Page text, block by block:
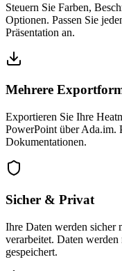
Steuern Sie Farben,
Optionen. Passen Sie
Präsentation an.
Mehrere
Exportieren Sie Ihre
PowerPoint über Ada.im.
Dokumentationen.
Sicher & Privat
Ihre Daten werden sicher
verarbeitet. Daten werden
gespeichert.